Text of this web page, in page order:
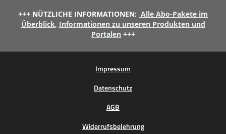
+++ NÜTZLICHE INFORMATIONEN: Alle Abo-Pakete im
Überblick, Informationen zu unseren Produkten und
Portalen +++
Impressum
Datenschutz
AGB
Widerrufsbelehrung